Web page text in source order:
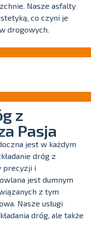
Nasze asfalty
co czyni je
drogowych.
z
Pasja
jest w każdym
dróg z
precyzji i
jest dumnym
z tym
Nasze usługi
dróg, ale także